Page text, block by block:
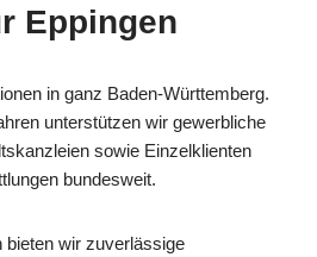
Eppingen
in ganz Baden-Württemberg.
unterstützen wir gewerbliche
sowie Einzelklienten
bundesweit.
bieten wir zuverlässige